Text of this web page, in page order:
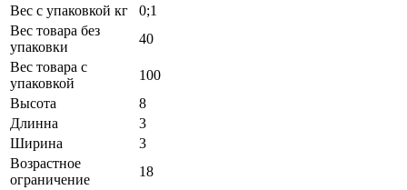
Вес с упаковкой кг
0;1
Вес товара без
упаковки
40
Вес товара с
упаковкой
100
Высота
8
Длинна
3
Ширина
3
Возрастное
ограничение
18